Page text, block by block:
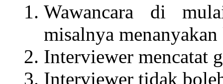
Wawancara di
misalnya
Interviewer mencatat
Interviewer tidak